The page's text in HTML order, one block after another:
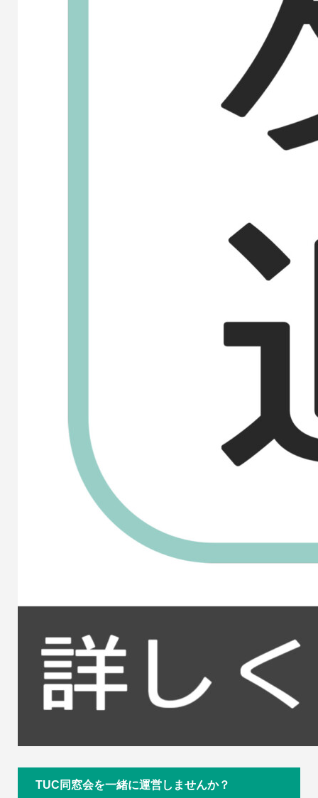
TUC同窓会を一緒に運営しませんか？